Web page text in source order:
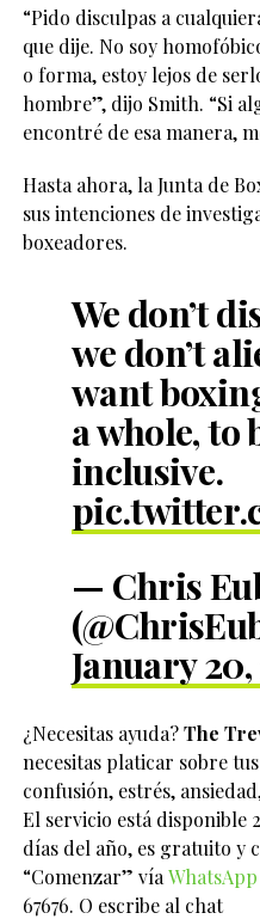
“Pido disculpas a
que dije. No soy
o forma, estoy lejos de
hombre”, dijo Smith. “Si
encontré de esa manera,
Hasta ahora, la Junta de
sus intenciones de
boxeadores.
We don’t
we don’t
want
a whole, to
inclusive.
— Chris
January
¿Necesitas ayuda?The
necesitas platicar sobre
confusión, estrés,
El servicio está disponible
días del año, es gratuito y
“Comenzar” vía WhatsApp
67676. O escribe al chat